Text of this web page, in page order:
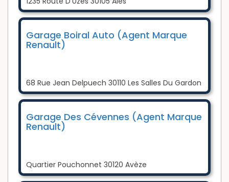
Garage Boiral Auto (Agent Marque
Renault)
68 Rue Jean Delpuech 30110 Les Salles Du Gardon
Garage Des Cévennes (Agent Marque
Renault)
Quartier Pouchonnet 30120 Avèze